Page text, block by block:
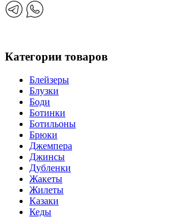
Категории товаров
Блейзеры
Блузки
Боди
Ботинки
Ботильоны
Брюки
Джемпера
Джинсы
Дубленки
Жакеты
Жилеты
Казаки
Кеды